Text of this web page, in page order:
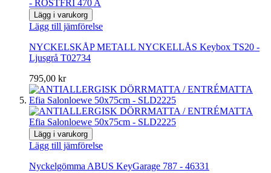
Lägg i varukorg
Lägg till jämförelse
NYCKELSKÅP METALL NYCKELLÅS Keybox TS20 -
Ljusgrå T02734
795,00 kr
Lägg i varukorg
Lägg till jämförelse
Nyckelgömma ABUS KeyGarage 787 - 46331